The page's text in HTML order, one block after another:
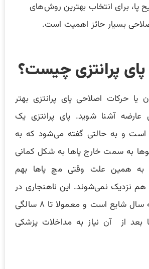
برای انتخاب بهترین روش‌های
بسیار حائز اهمیت است.
پرانتزی چیست؟
یا حرکات اصلاحی پای پرانتزی بهتر
عارضه آشنا شوید. پای پرانتزی یک
است و به حالتی گفته می‌شود که به
به سمت خارج پاها به شکل کمانی
به همین علت وقتی مچ پاها بهم
هم نزدیک نمی‌شوند. این ناهنجاری در
بین کودکان زیرسه سال شایع است و معمولا تا ۸ سالگی
بعد از آن نیاز به مداخلات پزشکی